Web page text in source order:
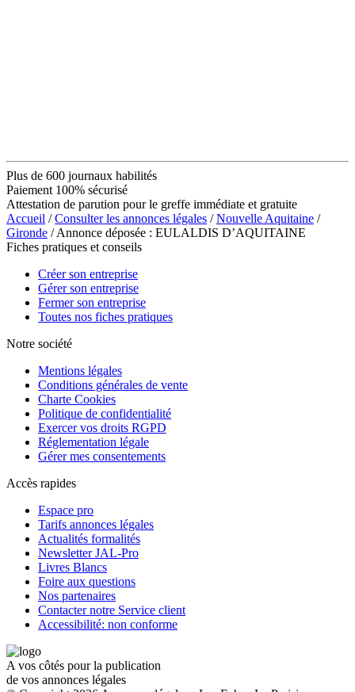
Plus de 600 journaux habilités
Paiement 100% sécurisé
Attestation de parution pour le greffe immédiate et gratuite
Accueil /Consulter les annonces légales /Nouvelle Aquitaine /
Gironde / Annonce déposée : EULALDIS D’AQUITAINE
Fiches pratiques et conseils
Créer son entreprise
Gérer son entreprise
Fermer son entreprise
Toutes nos fiches pratiques
Notre société
Mentions légales
Conditions générales de vente
Charte Cookies
Politique de confidentialité
Exercer vos droits RGPD
Réglementation légale
Gérer mes consentements
Accès rapides
Espace pro
Tarifs annonces légales
Actualités formalités
Newsletter JAL-Pro
Livres Blancs
Foire aux questions
Nos partenaires
Contacter notre Service client
Accessibilité: non conforme
A vos côtés pour la publication
de vos annonces légales